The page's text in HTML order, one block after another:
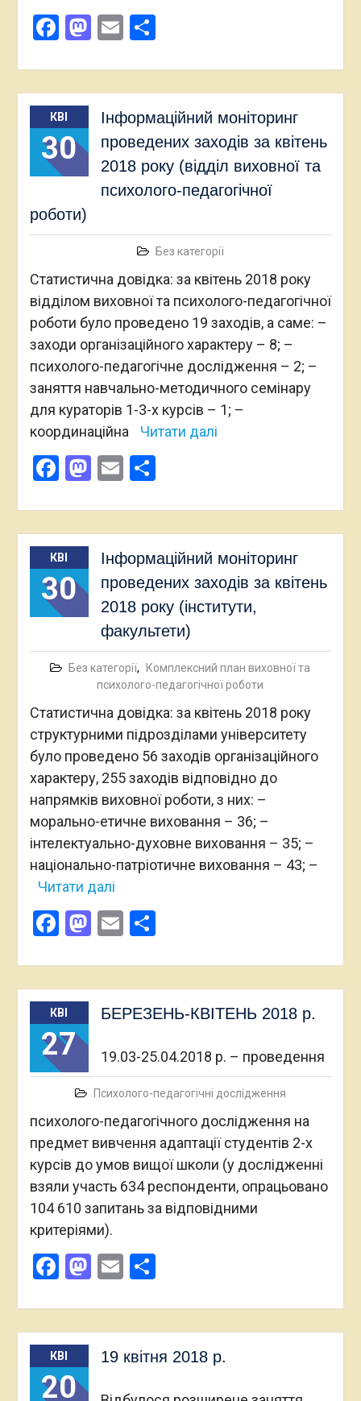
Facebook
Mastodon
EmailПоділитися
КВІ
30
Інформаційний моніторинг
проведених заходів за квітень
2018 року (відділ виховної та
психолого-педагогічної
роботи)
Без категорії
Статистична довідка: за квітень 2018 року
відділом виховної та психолого-педагогічної
роботи було проведено 19 заходів, а саме: –
заходи організаційного характеру – 8; –
психолого-педагогічне дослідження – 2; –
заняття навчально-методичного семінару
для кураторів 1-3-х курсів – 1; –
координаційна
Читати далі
Facebook
Mastodon
EmailПоділитися
КВІ
30
Інформаційний моніторинг
проведених заходів за квітень
2018 року (інститути,
факультети)
Без категорії,
Комплексний план виховної та
психолого-педагогічної роботи
Статистична довідка: за квітень 2018 року
структурними підрозділами університету
було проведено 56 заходів організаційного
характеру, 255 заходів відповідно до
напрямків виховної роботи, з них: –
морально-етичне виховання – 36; –
інтелектуально-духовне виховання – 35; –
національно-патріотичне виховання – 43; –
Читати далі
Facebook
Mastodon
EmailПоділитися
КВІ
27
БЕРЕЗЕНЬ-КВІТЕНЬ 2018 р.
Психолого-педагогічні дослідження
19.03-25.04.2018 р. – проведення
психолого-педагогічного дослідження на
предмет вивчення адаптації студентів 2-х
курсів до умов вищої школи (у дослідженні
взяли участь 634 респонденти, опрацьовано
104 610 запитань за відповідними
критеріями).
Facebook
Mastodon
EmailПоділитися
КВІ
20
19 квітня 2018 р.